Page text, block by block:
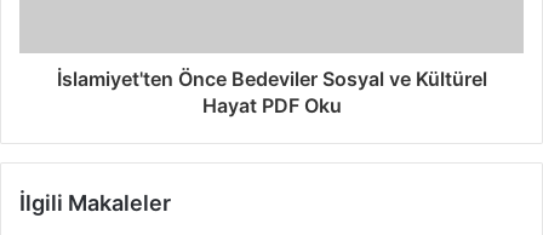
İslamiyet'ten Önce Bedeviler Sosyal ve Kültürel
Hayat PDF Oku
İlgili Makaleler